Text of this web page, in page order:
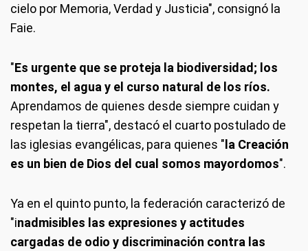
cielo por Memoria, Verdad y Justicia", consignó la
Faie.
"Es urgente que se proteja la biodiversidad; los
montes, el agua y el curso natural de los ríos.
Aprendamos de quienes desde siempre cuidan y
respetan la tierra", destacó el cuarto postulado de
las iglesias evangélicas, para quienes "la Creación
es un bien de Dios del cual somos mayordomos".
Ya en el quinto punto, la federación caracterizó de
"inadmisibles las expresiones y actitudes
cargadas de odio y discriminación contra las